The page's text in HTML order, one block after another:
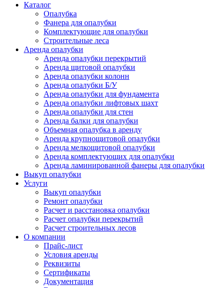
Каталог
Опалубка
Фанера для опалубки
Комплектующие для опалубки
Строительные леса
Аренда опалубки
Аренда опалубки перекрытий
Аренда щитовой опалубки
Аренда опалубки колонн
Аренда опалубки Б/У
Аренда опалубки для фундамента
Аренда опалубки лифтовых шахт
Аренда опалубки для стен
Аренда балки для опалубки
Объемная опалубка в аренду
Аренда крупнощитовой опалубки
Аренда мелкощитовой опалубки
Аренда комплектующих для опалубки
Аренда ламинированной фанеры для опалубки
Выкуп опалубки
Услуги
Выкуп опалубки
Ремонт опалубки
Расчет и расстановка опалубки
Расчет опалубки перекрытий
Расчет строительных лесов
О компании
Прайс-лист
Условия аренды
Реквизиты
Сертификаты
Документация